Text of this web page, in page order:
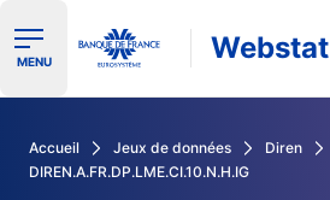
Ouvrir le menu de navigation
MENU Webstat
Accueil Jeux de données
Diren
DIREN.A.FR.DP.LME.CI.10.N.H.IG